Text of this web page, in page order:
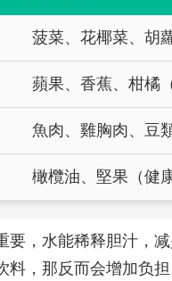
菠菜、花椰菜、胡
蘋果、香蕉、柑橘
魚肉、雞胸肉、豆
橄欖油、堅果（健
要，水能稀释胆汁，
料，那反而会增加负担